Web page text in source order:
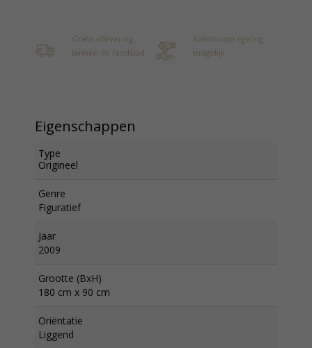
Gratis aflevering
binnen de randstad
Kunstkoopregeling
mogelijk
Eigenschappen
Type
Origineel
Genre
Figuratief
Jaar
2009
Grootte (BxH)
180 cm x 90 cm
Oriëntatie
Liggend